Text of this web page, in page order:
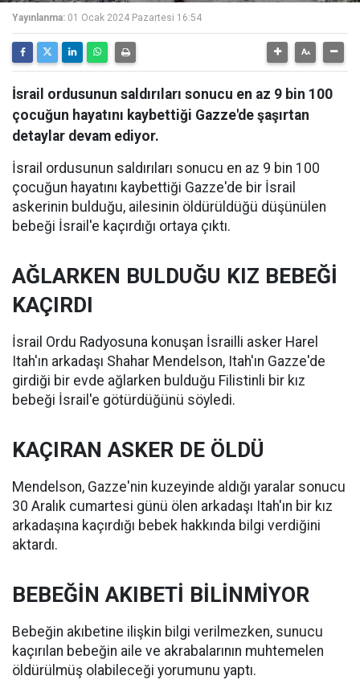
Yayınlanma: 01 Ocak 2024 Pazartesi 16:54
İsrail ordusunun saldırıları sonucu en az 9 bin 100
çocuğun hayatını kaybettiği Gazze'de şaşırtan
detaylar devam ediyor.
İsrail ordusunun saldırıları sonucu en az 9 bin 100
çocuğun hayatını kaybettiği Gazze'de bir İsrail
askerinin bulduğu, ailesinin öldürüldüğü düşünülen
bebeği İsrail'e kaçırdığı ortaya çıktı.
AĞLARKEN BULDUĞU KIZ BEBEĞİ
KAÇIRDI
İsrail Ordu Radyosuna konuşan İsrailli asker Harel
Itah'ın arkadaşı Shahar Mendelson, Itah'ın Gazze'de
girdiği bir evde ağlarken bulduğu Filistinli bir kız
bebeği İsrail'e götürdüğünü söyledi.
KAÇIRAN ASKER DE ÖLDÜ
Mendelson, Gazze'nin kuzeyinde aldığı yaralar sonucu
30 Aralık cumartesi günü ölen arkadaşı Itah'ın bir kız
arkadaşına kaçırdığı bebek hakkında bilgi verdiğini
aktardı.
BEBEĞİN AKIBETİ BİLİNMİYOR
Bebeğin akıbetine ilişkin bilgi verilmezken, sunucu
kaçırılan bebeğin aile ve akrabalarının muhtemelen
öldürülmüş olabileceği yorumunu yaptı.